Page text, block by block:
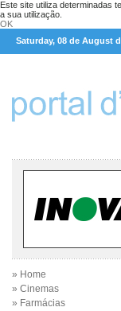
Este site utiliza determinadas
a sua utilização.
OK
Saturday, 08 de August
» Home
» Cinemas
» Farmácias